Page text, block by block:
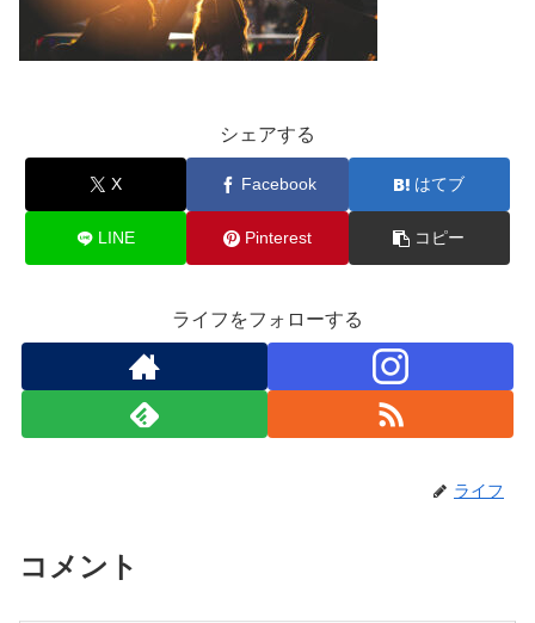
シェアする
X Facebook はてブ
LINE Pinterest コピー
ライフをフォローする
ライフ
コメント